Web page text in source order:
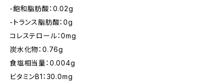
-飽和脂肪酸：0.02g
-トランス脂肪酸：0g
コレステロール：0mg
炭水化物：0.76g
食塩相当量：0.004g
ビタミンB1：30.0mg